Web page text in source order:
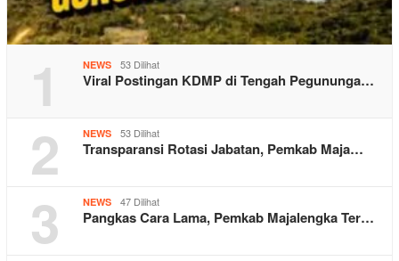
1 NEWS 53 Dilihat
Viral Postingan KDMP di Tengah Pegununga…
2 NEWS 53 Dilihat
Transparansi Rotasi Jabatan, Pemkab Maja…
3 NEWS 47 Dilihat
Pangkas Cara Lama, Pemkab Majalengka Ter…